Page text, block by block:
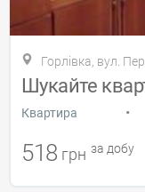
Горлівка, вул.
Шукайте
Квартира •
518 грн за добу